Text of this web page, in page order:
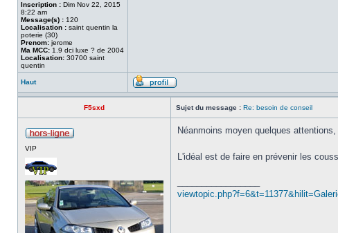
Inscription : Dim Nov 22, 2015
8:22 am
Message(s) : 120
Localisation : saint quentin la
poterie (30)
Prenom: jerome
Ma MCC: 1.9 dci luxe ? de 2004
Localisation: 30700 saint
quentin
Haut
F5sxd Sujet du message : Re: besoin de conseil
VIP
Néanmoins moyen quelques
L'idéal est de faire en prévenir les